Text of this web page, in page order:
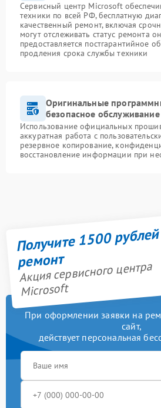
Сервисный центр Microsoft
техники по всей РФ, бесплатную
качественный ремонт, включая
могут отслеживать статус ремонта
предоставляется постгарантийное
продления срока службы техники
Оригинальные
безопасное
Использование официальных
аккуратная работа с
резервное копирование,
восстановление информации при
Получите 1500
ремонт
Акция сервисного центра
Microsoft
При оформлении заявки на
сайт,
действует персональная